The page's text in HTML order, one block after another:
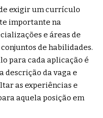
exigir um currículo
importante na
e áreas de
de habilidades.
para cada aplicação é
descrição da vaga e
as experiências e
aquela posição em